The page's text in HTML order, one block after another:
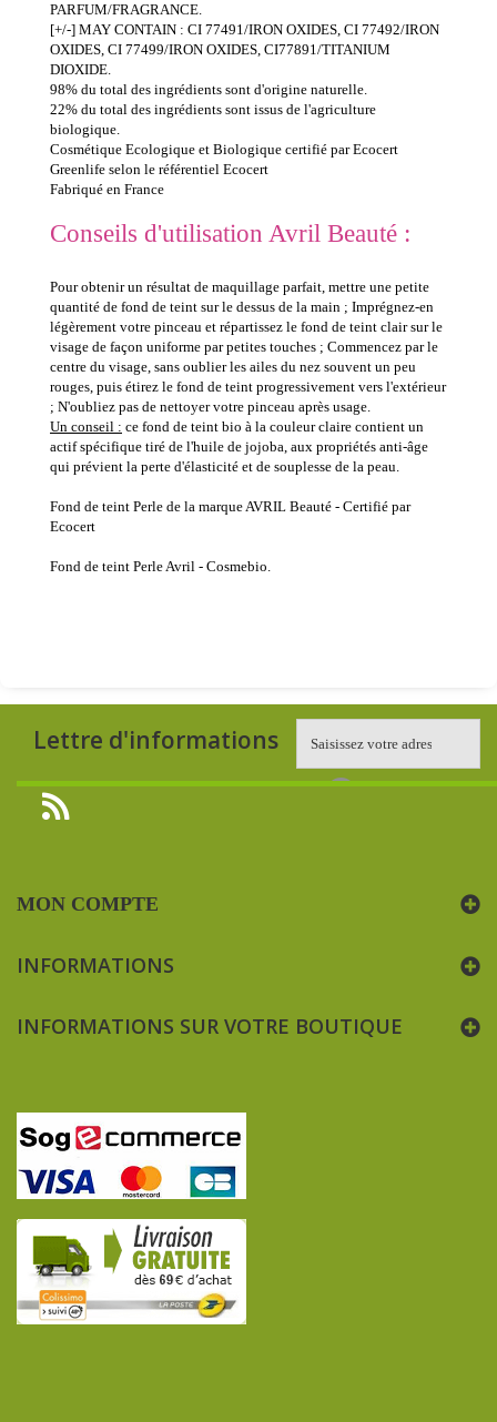
PARFUM/FRAGRANCE.
[+/-] MAY CONTAIN : CI 77491/IRON OXIDES, CI 77492/IRON
OXIDES, CI 77499/IRON OXIDES, CI77891/TITANIUM
DIOXIDE.
98% du total des ingrédients sont d'origine naturelle.
22% du total des ingrédients sont issus de l'agriculture
biologique.
Cosmétique Ecologique et Biologique certifié par Ecocert
Greenlife selon le référentiel Ecocert
Fabriqué en France
Conseils d'utilisation Avril Beauté :
Pour obtenir un résultat de maquillage parfait, mettre une petite
quantité de fond de teint sur le dessus de la main ; Imprégnez-en
légèrement votre pinceau et répartissez le fond de teint clair sur le
visage de façon uniforme par petites touches ; Commencez par le
centre du visage, sans oublier les ailes du nez souvent un peu
rouges, puis étirez le fond de teint progressivement vers l'extérieur
; N'oubliez pas de nettoyer votre pinceau après usage.
Un conseil : ce fond de teint bio à la couleur claire contient un
actif spécifique tiré de l'huile de jojoba, aux propriétés anti-âge
qui prévient la perte d'élasticité et de souplesse de la peau.
Fond de teint Perle de la marque AVRIL Beauté - Certifié par
Ecocert
Fond de teint Perle Avril - Cosmebio.
Lettre d'informations
MON COMPTE
INFORMATIONS
INFORMATIONS SUR VOTRE BOUTIQUE